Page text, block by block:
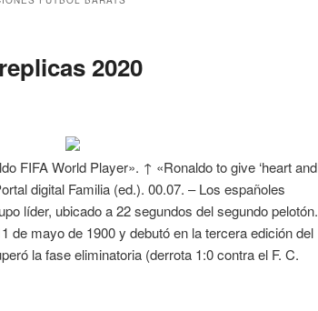
2020
FIFA World Player». ↑ «Ronaldo to give ‘heart and
digital Familia (ed.). 00.07. – Los españoles
líder, ubicado a 22 segundos del segundo pelotón.
de mayo de 1900 y debutó en la tercera edición del
la fase eliminatoria (derrota 1:0 contra el F. C.